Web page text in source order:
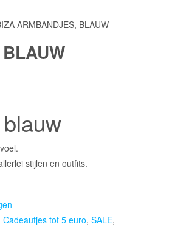
ARMBANDJES, BLAUW
stijlen en outfits.
Cadeautjes tot 5 euro, SALE,